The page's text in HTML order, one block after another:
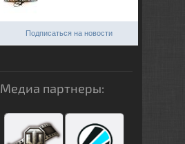
Подписаться на новости
Медиа партнеры: